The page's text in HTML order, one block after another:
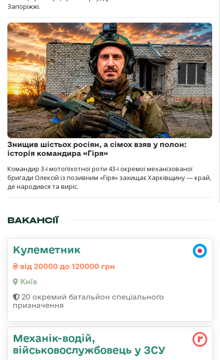
Запоріжжі.
Знищив шістьох росіян, а сімох взяв у полон:
історія командира «Гіря»
Командир 3-ї мотопіхотної роти 43-ї окремої механізованої
бригади Олексій із позивним «Гіря» захищає Харківщину — край,
де народився та виріс.
ВАКАНСІЇ
Кулеметник
від 20000 до 120000 грн
Київ
20 окремий батальйон спеціального
призначення
Механік-водій,
військовослужбовець у ЗСУ